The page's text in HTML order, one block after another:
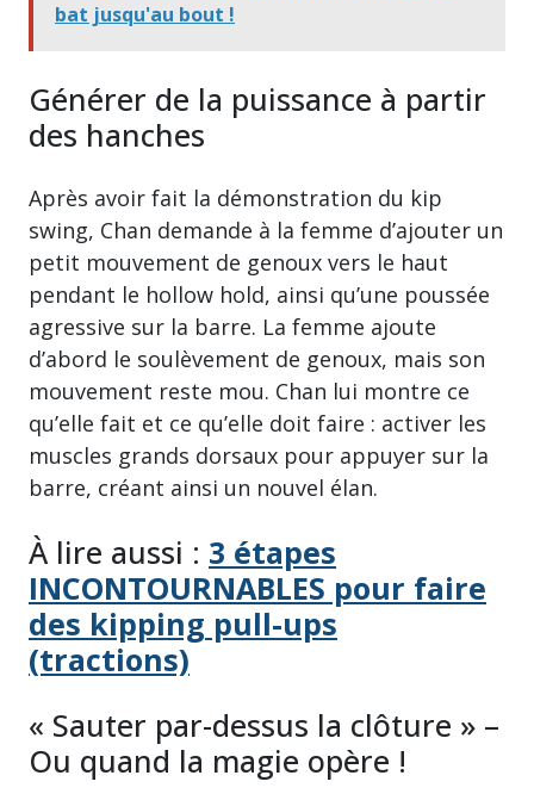
bat jusqu'au bout !
Générer de la puissance à partir
des hanches
Après avoir fait la démonstration du kip
swing, Chan demande à la femme d’ajouter un
petit mouvement de genoux vers le haut
pendant le hollow hold, ainsi qu’une poussée
agressive sur la barre. La femme ajoute
d’abord le soulèvement de genoux, mais son
mouvement reste mou. Chan lui montre ce
qu’elle fait et ce qu’elle doit faire : activer les
muscles grands dorsaux pour appuyer sur la
barre, créant ainsi un nouvel élan.
À lire aussi : 3 étapes
INCONTOURNABLES pour faire
des kipping pull-ups
(tractions)
« Sauter par-dessus la clôture » –
Ou quand la magie opère !